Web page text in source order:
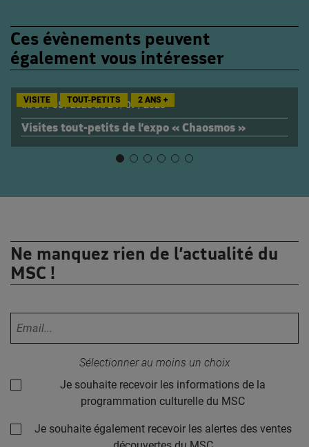
Ces évènements peuvent
également vous intéresser
Visites tout-petits de l’expo « Chaosmos »
du31/05/2025au24/07/2025
VISITE TOUT-PETITS 2 ANS +
Ne manquez rien de l’actualité du
MSC !
Sélectionner au moins un choix
Je souhaite recevoir les informations de la
programmation culturelle du MSC
Je souhaite également recevoir les alertes des ventes